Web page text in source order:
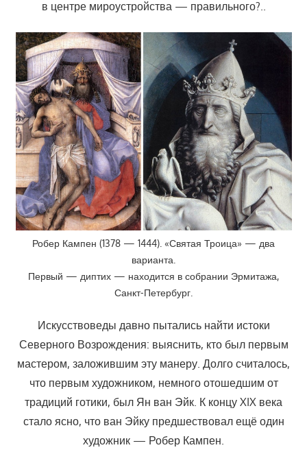
в центре мироустройства — правильного?..
Робер Кампен (1378 — 1444). «Святая Троица» — два
варианта.
Первый — диптих — находится в собрании Эрмитажа,
Санкт-Петербург.
Искусствоведы давно пытались найти истоки
Северного Возрождения: выяснить, кто был первым
мастером, заложившим эту манеру. Долго считалось,
что первым художником, немного отошедшим от
традиций готики, был Ян ван Эйк. К концу XIX века
стало ясно, что ван Эйку предшествовал ещё один
художник — Робер Кампен.